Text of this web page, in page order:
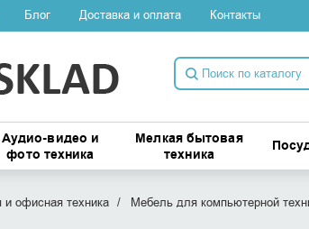
Блог Доставка и оплата Контакты
Аудио-видео и
фото техника
Мелкая бытовая
техника
офисная техника Мебель для компьютерной